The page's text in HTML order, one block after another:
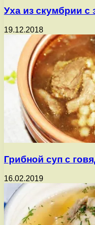
Уха из скумбрии с
19.12.2018
Грибной суп с
16.02.2019